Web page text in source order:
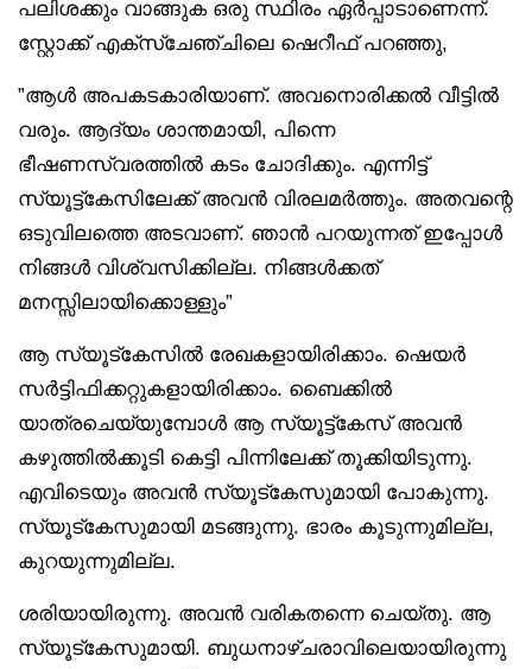
പലിശക്കും വാങ്ങുക ഒരു സ്ഥിരം ഏർപ്പാടാണെന്ന്.
സ്റ്റോക്ക് എക്‌സ്‌ചേഞ്ചിലെ ഷെറീഫ് പറഞ്ഞു,
”ആൾ അപകടകാരിയാണ്. അവനൊരിക്കൽ വീട്ടിൽ
വരും. ആദ്യം ശാന്തമായി, പിന്നെ
ഭീഷണസ്വരത്തിൽ കടം ചോദിക്കും. എന്നിട്ട്
സ്യൂട്ട്‌കേസിലേക്ക് അവൻ വിരലമർത്തും. അതവന്റെ
ഒടുവിലത്തെ അടവാണ്. ഞാൻ പറയുന്നത് ഇപ്പോൾ
നിങ്ങൾ വിശ്വസിക്കില്ല. നിങ്ങൾക്കത്
മനസ്സിലായിക്കൊള്ളും”
ആ സ്യൂട്‌കേസിൽ രേഖകളായിരിക്കാം. ഷെയർ
സർട്ടിഫിക്കറ്റുകളായിരിക്കാം. ബൈക്കിൽ
യാത്രചെയ്യുമ്പോൾ ആ സ്യൂട്ട്‌കേസ് അവൻ
കഴുത്തിൽക്കൂടി കെട്ടി പിന്നിലേക്ക് തൂക്കിയിടുന്നു.
എവിടെയും അവൻ സ്യൂട്‌കേസുമായി പോകുന്നു.
സ്യൂട്‌കേസുമായി മടങ്ങുന്നു. ഭാരം കൂടുന്നുമില്ല,
കുറയുന്നുമില്ല.
ശരിയായിരുന്നു. അവൻ വരികതന്നെ ചെയ്തു. ആ
സ്യൂട്‌കേസുമായി. ബുധനാഴ്ചരാവിലെയായിരുന്നു